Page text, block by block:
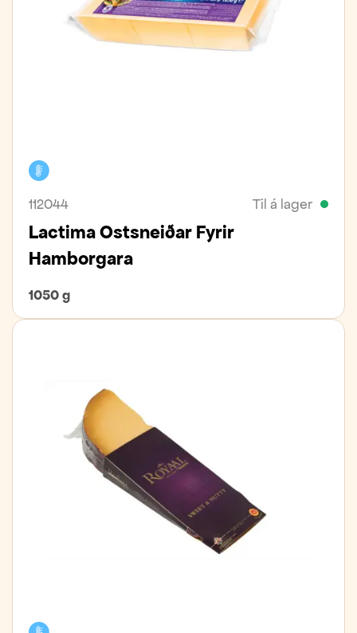
112044 Til á lager
Lactima Ostsneiðar Fyrir
Hamborgara
1050 g